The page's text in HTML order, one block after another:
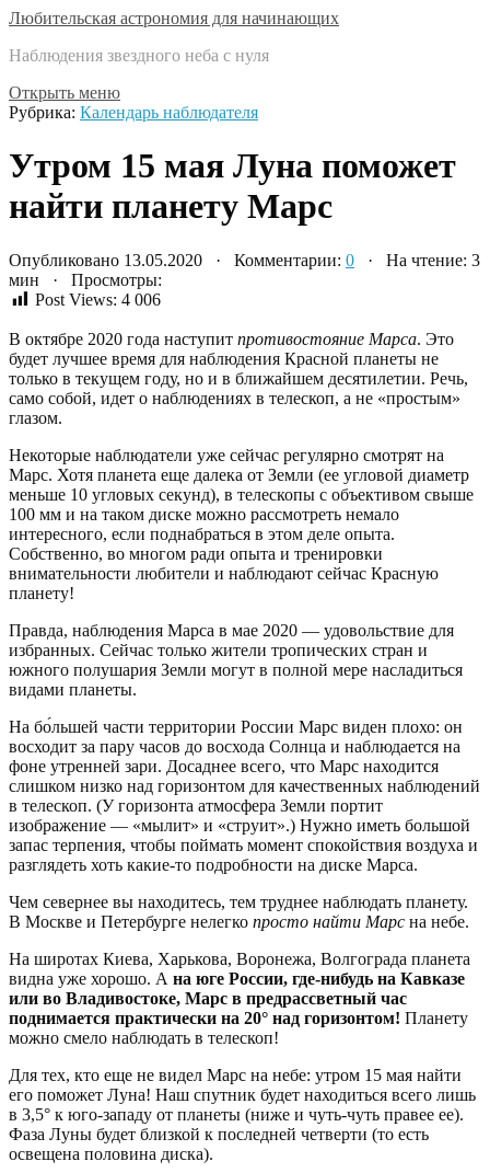
Любительская астрономия для начинающих
Наблюдения звездного неба с нуля
Открыть меню
Рубрика: Календарь наблюдателя
Утром 15 мая Луна поможет
найти планету Марс
Опубликовано 13.05.2020 · Комментарии: 0 · На чтение: 3
мин · Просмотры:
Post Views: 4 006
В октябре 2020 года наступит противостояние Марса. Это
будет лучшее время для наблюдения Красной планеты не
только в текущем году, но и в ближайшем десятилетии. Речь,
само собой, идет о наблюдениях в телескоп, а не «простым»
глазом.
Некоторые наблюдатели уже сейчас регулярно смотрят на
Марс. Хотя планета еще далека от Земли (ее угловой диаметр
меньше 10 угловых секунд), в телескопы с объективом свыше
100 мм и на таком диске можно рассмотреть немало
интересного, если поднабраться в этом деле опыта.
Собственно, во многом ради опыта и тренировки
внимательности любители и наблюдают сейчас Красную
планету!
Правда, наблюдения Марса в мае 2020 — удовольствие для
избранных. Сейчас только жители тропических стран и
южного полушария Земли могут в полной мере насладиться
видами планеты.
На бо́льшей части территории России Марс виден плохо: он
восходит за пару часов до восхода Солнца и наблюдается на
фоне утренней зари. Досаднее всего, что Марс находится
слишком низко над горизонтом для качественных наблюдений
в телескоп. (У горизонта атмосфера Земли портит
изображение — «мылит» и «струит».) Нужно иметь большой
запас терпения, чтобы поймать момент спокойствия воздуха и
разглядеть хоть какие-то подробности на диске Марса.
Чем севернее вы находитесь, тем труднее наблюдать планету.
В Москве и Петербурге нелегко просто найти Марс на небе.
На широтах Киева, Харькова, Воронежа, Волгограда планета
видна уже хорошо. А на юге России, где-нибудь на Кавказе
или во Владивостоке, Марс в предрассветный час
поднимается практически на 20° над горизонтом! Планету
можно смело наблюдать в телескоп!
Для тех, кто еще не видел Марс на небе: утром 15 мая найти
его поможет Луна! Наш спутник будет находиться всего лишь
в 3,5° к юго-западу от планеты (ниже и чуть-чуть правее ее).
Фаза Луны будет близкой к последней четверти (то есть
освещена половина диска).